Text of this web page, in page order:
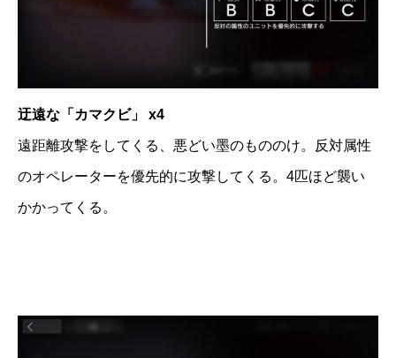
迂遠な「カマクビ」 x4
遠距離攻撃をしてくる、悪どい墨のもののけ。反対属性
のオペレーターを優先的に攻撃してくる。4匹ほど襲い
かかってくる。